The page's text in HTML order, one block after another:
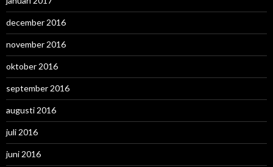
december 2016
november 2016
oktober 2016
september 2016
augusti 2016
juli 2016
juni 2016